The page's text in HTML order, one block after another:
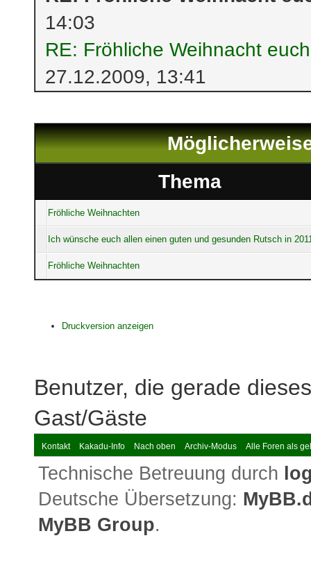
14:03
RE: Fröhliche Weihnacht
27.12.2009, 13:41
Thema
Fröhliche Weihnachten
Ich wünsche euch allen einen guten und gesunden Rutsch in
Fröhliche Weihnachten
Druckversion anzeigen
Benutzer, die gerade
Gast/Gäste
Kontakt Kakadu-Info Nach oben Archiv-Modus Alle Foren als
Technische Betreuung durch
Deutsche Übersetzung:
MyBB Group.